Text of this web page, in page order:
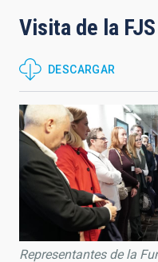
navegación
Visita de la
DESCARGAR
Representantes de la